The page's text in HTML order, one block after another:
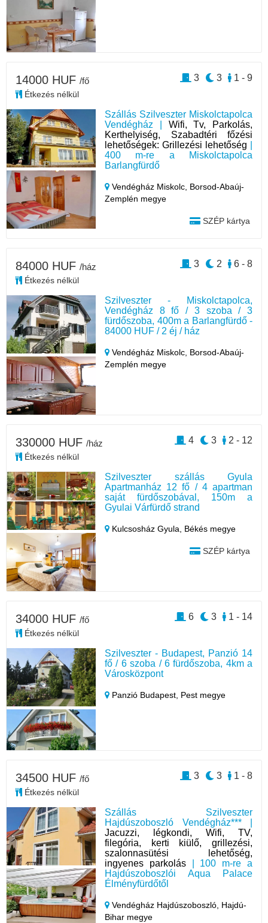
Szállás Szilveszter Miskolctapolca
Vendégház | Wifi, Tv, Parkolás,
Kerthelyiség, Szabadtéri főzési
lehetőségek: Grillezési lehetőség
400 m-re a Miskolctapolca
Barlangfürdő
Vendégház Miskolc, Borsod-Abaúj-
Zemplén megye
SZÉP kártya
14000 HUF /fő
Étkezés nélkül
1 - 9
3
3
Szilveszter - Miskolctapolca,
Vendégház 8 fő / 3 szoba / 3
fürdőszoba, 400m a Barlangfürdő -
84000 HUF / 2 éj / ház
Vendégház Miskolc, Borsod-Abaúj-
Zemplén megye
84000 HUF /ház
Étkezés nélkül
6 - 8
2
3
Szilveszter szállás Gyula
Apartmanház 12 fő / 4 apartman
saját fürdőszobával, 150m a
Gyulai Várfürdő strand
Kulcsosház Gyula, Békés megye
SZÉP kártya
330000 HUF /ház
Étkezés nélkül
2 - 12
3
4
Szilveszter - Budapest, Panzió 14
fő / 6 szoba / 6 fürdőszoba, 4km a
Városközpont
Panzió Budapest, Pest megye
34000 HUF /fő
Étkezés nélkül
1 - 14
3
6
Szállás Szilveszter
Hajdúszoboszló Vendégház*** |
Jacuzzi, légkondi, Wifi, TV,
filegória, kerti kiülő, grillezési,
szalonnasütési lehetőség,
ingyenes parkolás| 100 m-re a
Hajdúszoboszlói Aqua Palace
Élményfürdőtől
Vendégház Hajdúszoboszló, Hajdú-
Bihar megye
34500 HUF /fő
Étkezés nélkül
1 - 8
3
3